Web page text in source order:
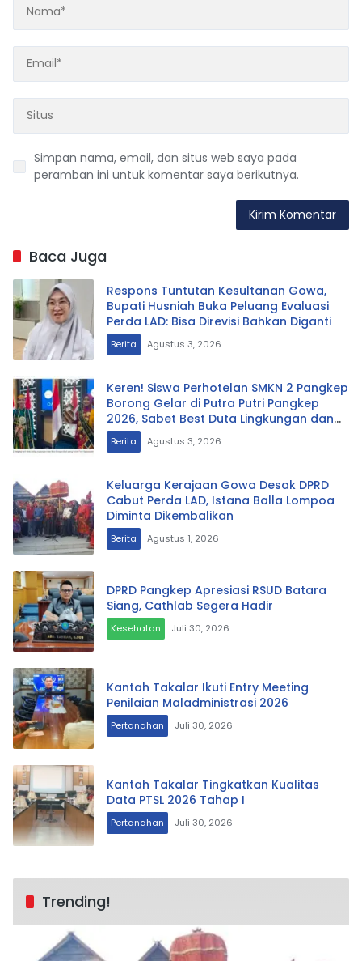
Simpan nama, email, dan situs web saya pada
peramban ini untuk komentar saya berikutnya.
Baca Juga
Respons Tuntutan Kesultanan Gowa,
Bupati Husniah Buka Peluang Evaluasi
Perda LAD: Bisa Direvisi Bahkan Diganti
Berita Agustus 3, 2026
Keren! Siswa Perhotelan SMKN 2 Pangkep
Borong Gelar di Putra Putri Pangkep
2026, Sabet Best Duta Lingkungan dan
Fotogenik
Berita Agustus 3, 2026
Keluarga Kerajaan Gowa Desak DPRD
Cabut Perda LAD, Istana Balla Lompoa
Diminta Dikembalikan
Berita Agustus 1, 2026
DPRD Pangkep Apresiasi RSUD Batara
Siang, Cathlab Segera Hadir
Kesehatan Juli 30, 2026
Kantah Takalar Ikuti Entry Meeting
Penilaian Maladministrasi 2026
Pertanahan Juli 30, 2026
Kantah Takalar Tingkatkan Kualitas
Data PTSL 2026 Tahap I
Pertanahan Juli 30, 2026
Trending!